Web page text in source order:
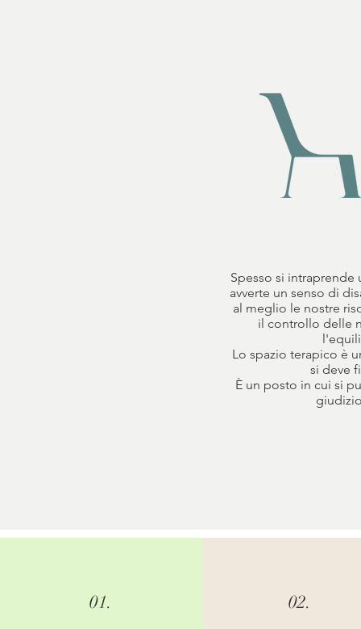
Spesso si
avverte un senso di
al meglio le nostre
il controllo delle
Lo spazio terapico è
si deve
È un posto in cui si
01. 02.